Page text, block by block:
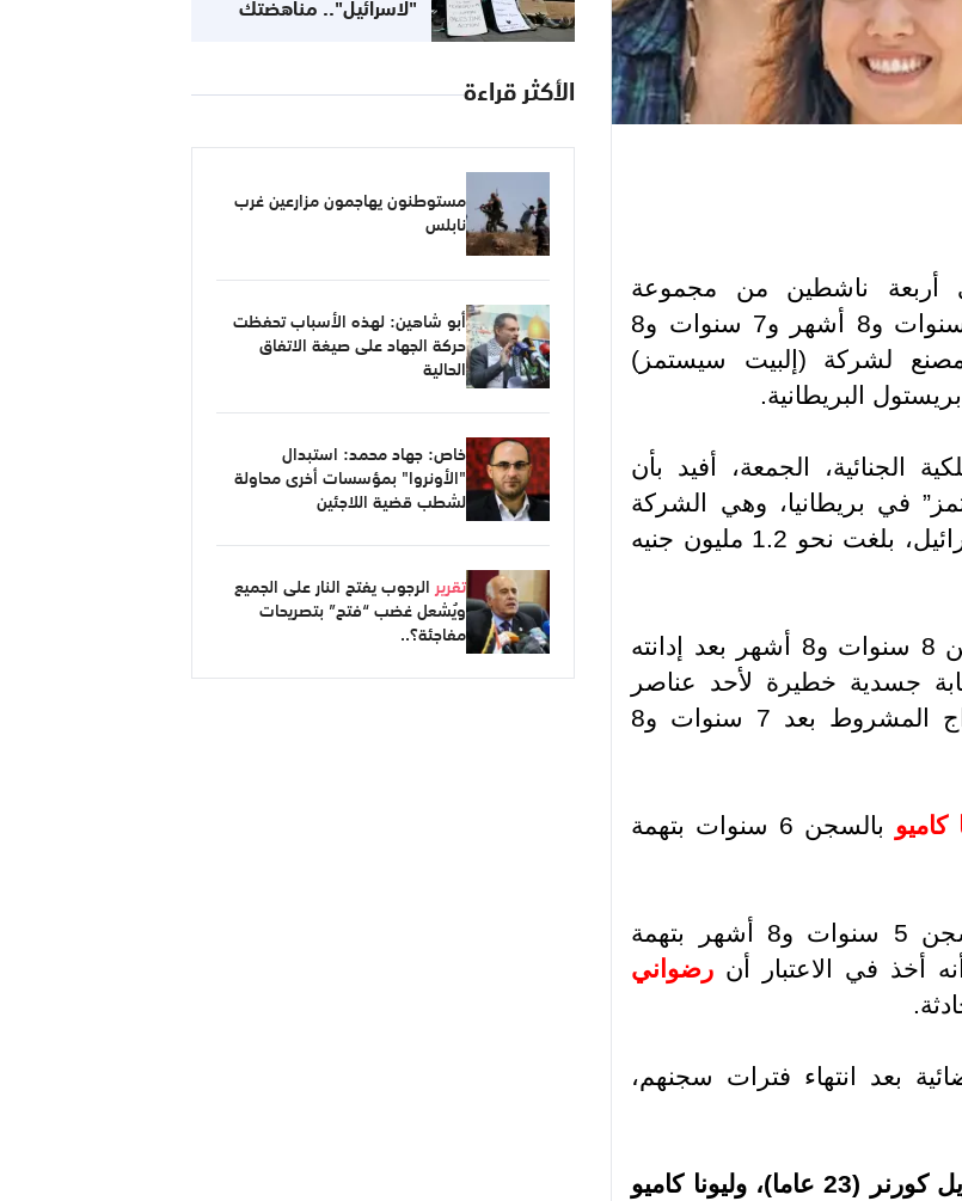
ناشطين من مجموعة
“فلسطين أكشن”، لفترات تتراوح بين 4 سنوات و8 أشهر و7 سنوات و8
لشركة (إلبيت سيستمز)
.
الجنائية، الجمعة، أفيد بأن
في بريطانيا، وهي الشركة
المعروفة بأنها أكبر مُصنّع للأسلحة في إسرائيل، بلغت نحو 1.2 مليون جنيه
بالسجن 8 سنوات و8 أشهر بعد إدانته
جسدية خطيرة لأحد عناصر
الشرطة، مع إمكانية التقدم بطلب للإفراج المشروط بعد 7 سنوات و8
كاميو
بالسجن 6 سنوات بتهمة
فقد حُكم عليها بالسجن 5 سنوات و8 أشهر بتهمة
أخذ في الاعتبار أن رضواني
.
بعد انتهاء فترات سجنهم،
صامويل كورنر (23 عاما)، وليونا كاميو
"لاسرائيل".. مناهضتك
الأكثر قراءة
مستوطنون يهاجمون مزارعين غرب
نابلس
أبو شاهين: لهذه الأسباب تحفظت
حركة الجهاد على صيغة الاتفاق
الحالية
خاص: جهاد محمد: استبدال
"الأونروا" بمؤسسات أخرى محاولة
لشطب قضية اللاجئين
تقرير الرجوب يفتح النار على الجميع
ويُشعل غضب “فتح” بتصريحات
مفاجئة؟..